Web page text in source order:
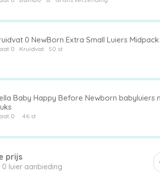
0 NewBorn Extra Small Luiers Midpack
0 Kruidvat
Baby Happy Before Newborn babyluiers
0
prijs
Mis geen enkele 0 luier aanbieding